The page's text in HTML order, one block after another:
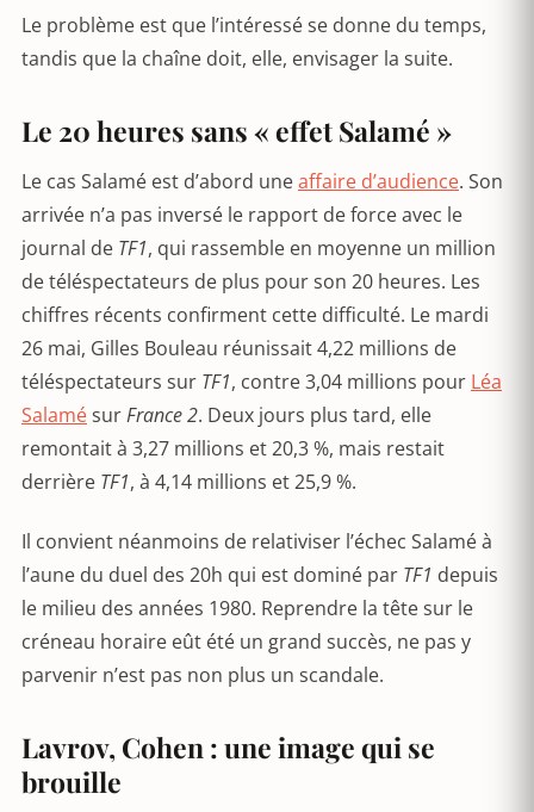
Le problème est que l’intéressé se donne du temps,
tandis que la chaîne doit, elle, envisager la suite.
Le 20 heures sans « effet Salamé »
Le cas Salamé est d’abord uneaffaire d’audience. Son
arrivée n’a pas inversé le rapport de force avec le
journal de TF1, qui rassemble en moyenne un million
de téléspectateurs de plus pour son 20 heures. Les
chiffres récents confirment cette difficulté. Le mardi
26 mai, Gilles Bouleau réunissait 4,22 millions de
téléspectateurs sur TF1, contre 3,04 millions pour Léa
SalamésurFrance 2. Deux jours plus tard, elle
remontait à 3,27 millions et 20,3 %, mais restait
derrière TF1, à 4,14 millions et 25,9 %.
Il convient néanmoins de relativiser l’échec Salamé à
l’aune du duel des 20h qui est dominé par TF1 depuis
le milieu des années 1980. Reprendre la tête sur le
créneau horaire eût été un grand succès, ne pas y
parvenir n’est pas non plus un scandale.
Lavrov, Cohen : une image qui se
brouille